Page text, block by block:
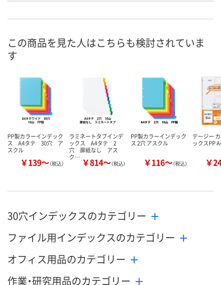
お届け日 8月7日（金） 8月7日（金）
ついてご連絡
数量
カ
この商品を見た人はこちらも検討されていま
す
PP製カラーインデック
ス A4タテ 30穴 ア
スクル
￥139～（税込）
ラミネートタブインデ
ックス A4タテ 2
穴 扉紙なし アス
ク… ￥814～（税込）
PP製カラーインデック
ス 2穴 アスクル
￥116～（税込）
テージー
ックスPP
￥
30穴インデックスのカテゴリー
ファイル用インデックスのカテゴリー
オフィス用品のカテゴリー
作業・研究用品のカテゴリー